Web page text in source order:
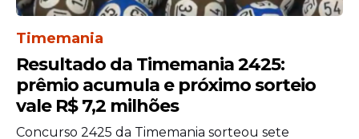
Timemania
Resultado da Timemania 2425:
prêmio acumula e próximo sorteio
vale R$ 7,2 milhões
Concurso 2425 da Timemania sorteou sete